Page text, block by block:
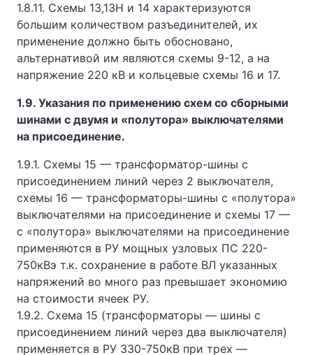
1.8.11. Схемы 13,13Н и 14 характеризуются
большим количеством разъединителей, их
применение должно быть обосновано,
альтернативой им являются схемы 9-12, а на
напряжение 220 кВ и кольцевые схемы 16 и 17.
1.9. Указания по применению схем со сборными
шинами с двумя и «полутора» выключателями
на присоединение.
1.9.1. Схемы 15 — трансформатор-шины с
присоединением линий через 2 выключателя,
схемы 16 — трансформаторы-шины с «полутора»
выключателями на присоединение и схемы 17 —
с «полутора» выключателями на присоединение
применяются в РУ мощных узловых ПС 220-
750кВэ т.к. сохранение в работе ВЛ указанных
напряжений во много раз превышает экономию
на стоимости ячеек РУ.
1.9.2. Схема 15 (трансформаторы — шины с
присоединением линий через два выключателя)
применяется в РУ 330-750кВ при трех —